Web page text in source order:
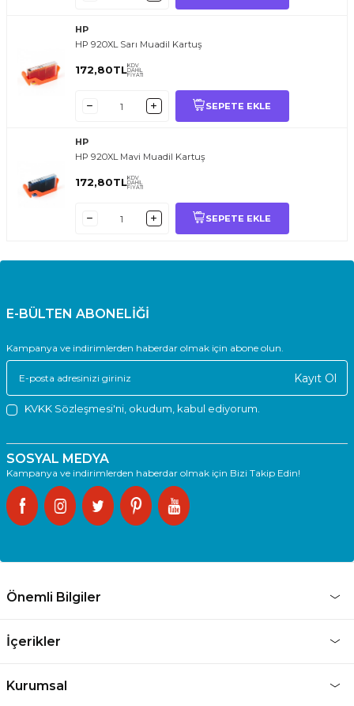
HP
HP 920XL Sarı Muadil Kartuş
172,80TLKDV
DAHİL
FİYATI
SEPETE EKLE
HP
HP 920XL Mavi Muadil Kartuş
172,80TLKDV
DAHİL
FİYATI
SEPETE EKLE
E-BÜLTEN ABONELİĞİ
Kampanya ve indirimlerden haberdar olmak için abone olun.
Kayıt Ol
KVKK Sözleşmesi'ni , okudum, kabul ediyorum.
SOSYAL MEDYA
Kampanya ve indirimlerden haberdar olmak için Bizi Takip Edin!
Önemli Bilgiler
İçerikler
Kurumsal